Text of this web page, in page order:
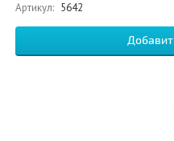
Артикул: 5642